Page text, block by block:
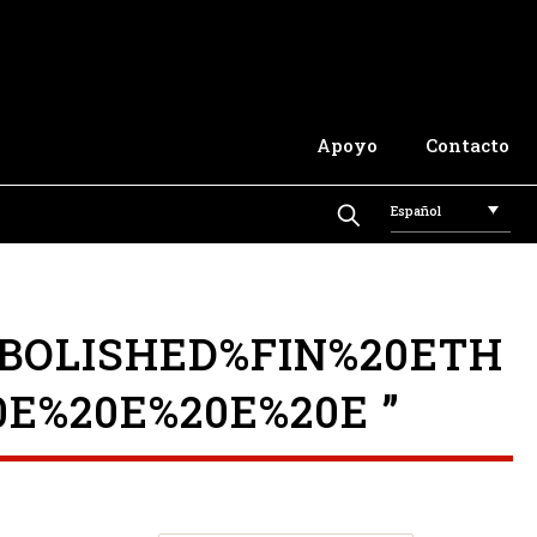
Apoyo Contacto
Español
”